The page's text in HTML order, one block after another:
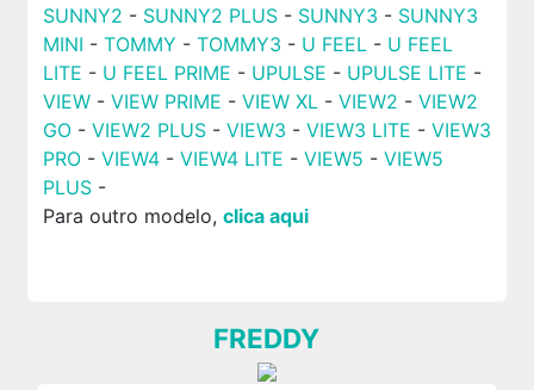
SUNNY2 - SUNNY2 PLUS- SUNNY3 - SUNNY3
MINI - TOMMY - TOMMY3 - U FEEL- U FEEL
LITE - U FEEL PRIME - UPULSE - UPULSE LITE -
VIEW- VIEW PRIME - VIEW XL- VIEW2 - VIEW2
GO- VIEW2 PLUS- VIEW3 - VIEW3 LITE - VIEW3
PRO- VIEW4- VIEW4 LITE - VIEW5 - VIEW5
PLUS-
Para outro modelo, clica aqui
FREDDY